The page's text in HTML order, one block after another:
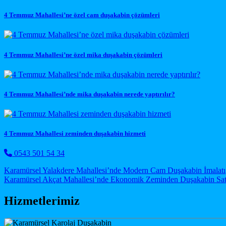
4 Temmuz Mahallesi’ne özel cam duşakabin çözümleri
4 Temmuz Mahallesi’ne özel mika duşakabin çözümleri
4 Temmuz Mahallesi’nde mika duşakabin nerede yaptırılır?
4 Temmuz Mahallesi zeminden duşakabin hizmeti
0543 501 54 34
Post navigation
Karamürsel Yalakdere Mahallesi’nde Modern Cam Duşakabin İmalatı
Karamürsel Akçat Mahallesi’nde Ekonomik Zeminden Duşakabin
Hizmetlerimiz